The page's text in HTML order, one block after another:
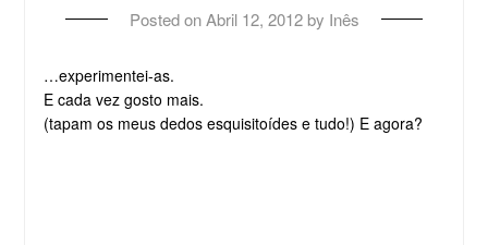
Posted onAbril 12, 2012by Inês
…experimentei-as.
E cada vez gosto mais.
(tapam os meus dedos esquisitoídes e tudo!) E agora?